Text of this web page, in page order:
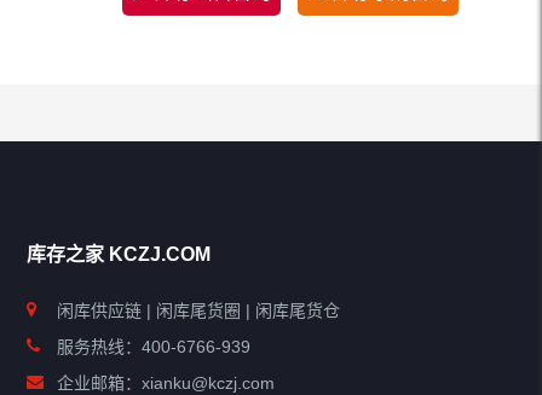
库存之家 KCZJ.COM
闲库供应链 | 闲库尾货圈 | 闲库尾货仓
服务热线：400-6766-939
企业邮箱：xianku@kczj.com